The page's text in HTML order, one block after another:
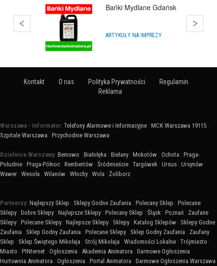
Bańki Mydlane Gdańsk
ARTYKUŁY NA IMPREZY
Kontakt O nas Polityka Prywatności
Regulamin
Reklama
Warszawa - Informator: Telefony Alarmowe i Informacyjne : MCK Warszawa 19115 :
Szpitale Warszawa : Przychodnie Warszawa
Dzielnice Warszawy: Bemowo : Białołęka : Bielany : Mokotów : Ochota : Praga-
Południe : Praga-Północ : Rembertów : Śródmieście : Targówek : Ursus : Ursynów :
Wawer : Wesoła : Wilanów : Włochy : Wola : Żoliborz
Partnerzy: Najlepszy Sklep : Sklepy Godne Zaufania : Polecany Sklep : Polecane
Sklepy : Dobre Sklepy : Najlepsze Sklepy : Polecany Sklep : Śląsk : Poznań : Zaufane
Sklepy : Polecane Sklepy : Najlepsze Sklepy : Sklepy : Katalog Sklepów : Sklepy Godne
Zaufania : Sklep Godny Zaufania : Polecane Sklepy : Sklep Godny Zaufania : Zaufany
Sklep : Sklep Świętego Mikołaja : Strój Mikołaja : Wiadomości Lokalne : Trójmiasto :
Miasto : PINternet : Ogłoszenia : Akademia Animatora : Darmowe Ogłoszenia :
Hurtownia Animatora : Ogłoszenia : Portal Animatora : Darmowe Ogłoszenia Warszawa